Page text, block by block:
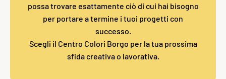
possa trovare esattamente ciò di cui hai bisogno
per portare a termine i tuoi progetti con
successo.
Scegli il Centro Colori Borgo per la tua prossima
sfida creativa o lavorativa.